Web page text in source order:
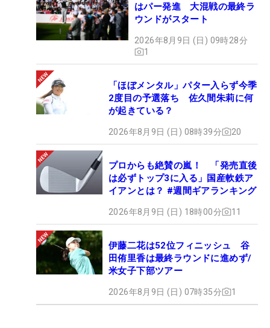
はパー発進 大混戦の最終ラ
ウンドがスタート
2026年8月9日 (日) 09時28分
1
「ほぼメンタル」パター入らず今季
2度目の予選落ち 佐久間朱莉に何
が起きている？
2026年8月9日 (日) 08時39分 20
プロからも絶賛の嵐！ 「発売直後
は必ずトップ3に入る」国産軟鉄ア
イアンとは？ #週間ギアランキング
2026年8月9日 (日) 18時00分 11
伊藤二花は52位フィニッシュ 谷
田侑里香は最終ラウンドに進めず/
米女子下部ツアー
2026年8月9日 (日) 07時35分 1